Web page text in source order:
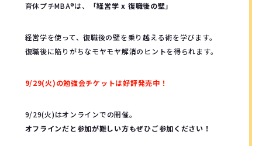
育休プチMBA®︎は、 「経営学 x 復職後の壁」
経営学を使って、復職後の壁を乗り越える術を学びます。
復職後に陥りがちなモヤモヤ解消のヒントを得られます。
9/29(火)の勉強会チケットは好評発売中！
9/29(火)はオンラインでの開催。
オフラインだと参加が難しい方もぜひご参加ください！